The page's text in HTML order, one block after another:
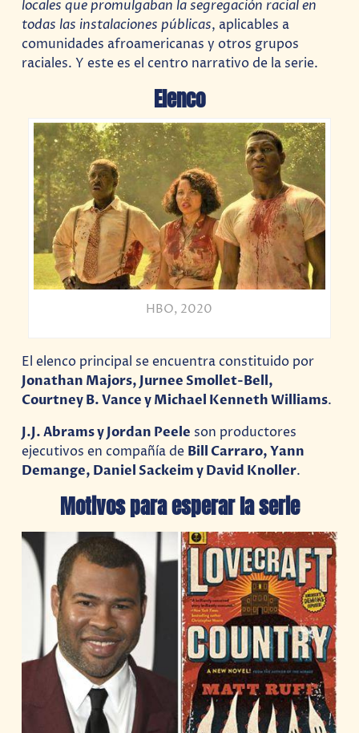
locales que promulgaban la segregación racial en
todas las instalaciones públicas, aplicables a
comunidades afroamericanas y otros grupos
raciales. Y este es el centro narrativo de la serie.
Elenco
HBO, 2020
El elenco principal se encuentra constituido por
Jonathan Majors, Jurnee Smollet-Bell,
Courtney B. Vance y Michael Kenneth Williams.
J.J. Abrams y Jordan Peele son productores
ejecutivos en compañía de Bill Carraro, Yann
Demange, Daniel Sackeim y David Knoller.
Motivos para esperar la serie